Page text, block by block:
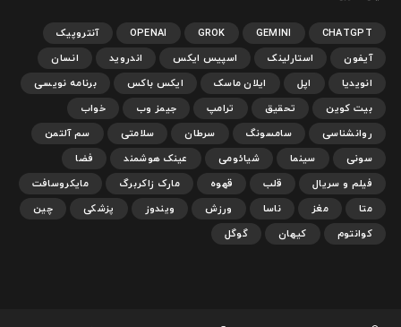
CHATGPT
GEMINI
GROK
OPENAI
آنتروپیک
آیفون
استارلینک اسپیس ایکس اندروید
انسان
انویدیا
اپل ایلان ماسک ایکس باکس
برنامه نویسی
بیت کوین
تحقیق ترامپ جیمز وب
خواب
روانشناسی
سامسونگ سرطان سلامتی
سم آلتمن
سونی
سینما شیائومی عینک هوشمند
فضا
فیلم و سریال
قلب قهوه مارک زاکربرگ
مایکروسافت
متا
مغز ناسا ورزش ویندوز پزشکی
چین
کوانتوم
کیهان گوگل